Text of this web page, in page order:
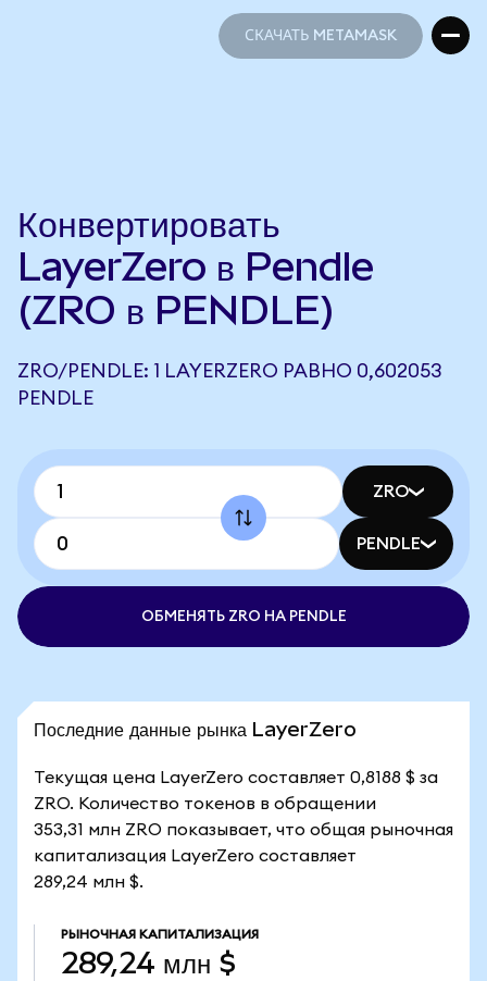
СКАЧАТЬ METAMASK
Конвертировать
LayerZero в Pendle
(ZRO в PENDLE)
ZRO/PENDLE: 1 LAYERZERO РАВНО 0,602053
PENDLE
ZRO
PENDLE
ОБМЕНЯТЬ ZRO НА PENDLE
Последние данные рынка LayerZero
Текущая цена LayerZero составляет 0,8188 $ за
ZRO. Количество токенов в обращении
353,31 млн ZRO показывает, что общая рыночная
капитализация LayerZero составляет
289,24 млн $.
РЫНОЧНАЯ КАПИТАЛИЗАЦИЯ
289,24 млн $